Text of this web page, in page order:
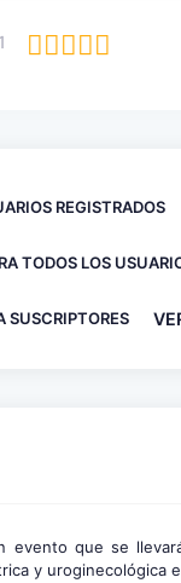
REGISTRADOS
TODOS LOS
SUSCRIPTORES
evento que se
y uroginecológica